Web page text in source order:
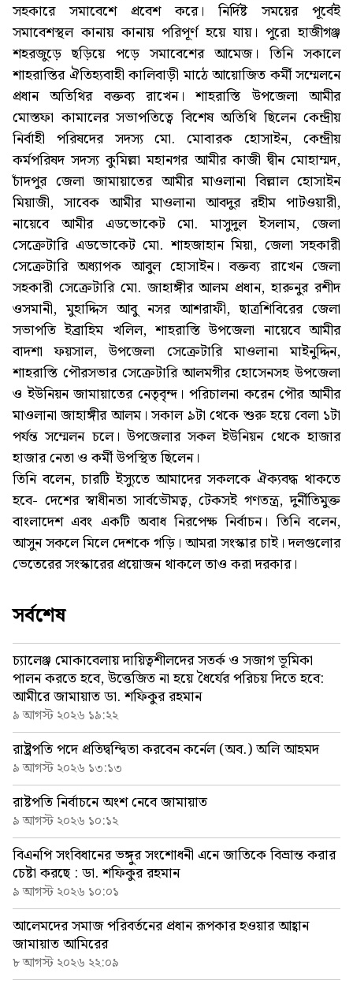
সহকারে সমাবেশে প্রবেশ করে। নির্দিষ্ট সময়ের পূর্বেই
সমাবেশস্থল কানায় কানায় পরিপূর্ণ হয়ে যায়। পুরো হাজীগঞ্জ
শহরজুড়ে ছড়িয়ে পড়ে সমাবেশের আমেজ। তিনি সকালে
শাহরাস্তির ঐতিহ্যবাহী কালিবাড়ী মাঠে আয়োজিত কর্মী সম্মেলনে
প্রধান অতিথির বক্তব্য রাখেন। শাহরাস্তি উপজেলা আমীর
মোস্তফা কামালের সভাপতিত্বে বিশেষ অতিথি ছিলেন কেন্দ্রীয়
নির্বাহী পরিষদের সদস্য মো. মোবারক হোসাইন, কেন্দ্রীয়
কর্মপরিষদ সদস্য কুমিল্লা মহানগর আমীর কাজী দ্বীন মোহাম্মদ,
চাঁদপুর জেলা জামায়াতের আমীর মাওলানা বিল্লাল হোসাইন
মিয়াজী, সাবেক আমীর মাওলানা আবদুর রহীম পাটওয়ারী,
নায়েবে আমীর এডভোকেট মো. মাসুদুল ইসলাম, জেলা
সেক্রেটারি এডভোকেট মো. শাহজাহান মিয়া, জেলা সহকারী
সেক্রেটারি অধ্যাপক আবুল হোসাইন। বক্তব্য রাখেন জেলা
সহকারী সেক্রেটারি মো. জাহাঙ্গীর আলম প্রধান, হারুনুর রশীদ
ওসমানী, মুহাদ্দিস আবু নসর আশরাফী, ছাত্রশিবিরের জেলা
সভাপতি ইব্রাহিম খলিল, শাহরাস্তি উপজেলা নায়েবে আমীর
বাদশা ফয়সাল, উপজেলা সেক্রেটারি মাওলানা মাইনুদ্দিন,
শাহরাস্তি পৌরসভার সেক্রেটারি আলমগীর হোসেনসহ উপজেলা
ও ইউনিয়ন জামায়াতের নেতৃবৃন্দ। পরিচালনা করেন পৌর আমীর
মাওলানা জাহাঙ্গীর আলম। সকাল ৯টা থেকে শুরু হয়ে বেলা ১টা
পর্যন্ত সম্মেলন চলে। উপজেলার সকল ইউনিয়ন থেকে হাজার
হাজার নেতা ও কর্মী উপস্থিত ছিলেন।
তিনি বলেন, চারটি ইস্যুতে আমাদের সকলকে ঐক্যবদ্ধ থাকতে
হবে- দেশের স্বাধীনতা সার্বভৌমত্ব, টেকসই গণতন্ত্র, দুর্নীতিমুক্ত
বাংলাদেশ এবং একটি অবাধ নিরপেক্ষ নির্বাচন। তিনি বলেন,
আসুন সকলে মিলে দেশকে গড়ি। আমরা সংস্কার চাই। দলগুলোর
ভেতেরের সংস্কারের প্রয়োজন থাকলে তাও করা দরকার।
সর্বশেষ
চ্যালেঞ্জ মোকাবেলায় দায়িত্বশীলদের সতর্ক ও সজাগ ভূমিকা
পালন করতে হবে, উত্তেজিত না হয়ে ধৈর্যের পরিচয় দিতে হবে:
আমীরে জামায়াত ডা. শফিকুর রহমান
৯ আগস্ট ২০২৬ ১৯:২২
রাষ্ট্রপতি পদে প্রতিদ্বন্দ্বিতা করবেন কর্নেল (অব.) অলি আহমদ
৯ আগস্ট ২০২৬ ১৩:১৩
রাষ্টপতি নির্বাচনে অংশ নেবে জামায়াত
৯ আগস্ট ২০২৬ ১০:১২
বিএনপি সংবিধানের ভঙ্গুর সংশোধনী এনে জাতিকে বিভ্রান্ত করার
চেষ্টা করছে : ডা. শফিকুর রহমান
৯ আগস্ট ২০২৬ ১০:০১
আলেমদের সমাজ পরিবর্তনের প্রধান রূপকার হওয়ার আহ্বান
জামায়াত আমিরের
৮ আগস্ট ২০২৬ ২২:০৯